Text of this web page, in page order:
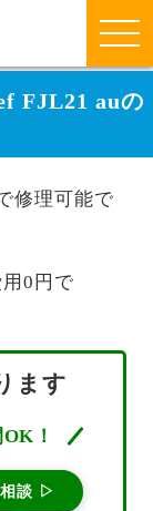
FJL21 auの
修理可能で
0円で
ます
！
談 ▷